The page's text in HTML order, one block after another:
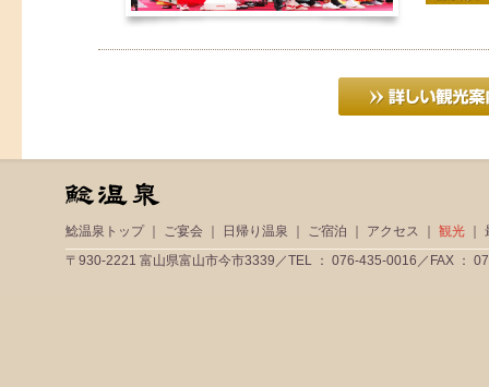
鯰温泉トップ｜ ご宴会 日帰り温泉 ご宿泊 アクセス 観光
〒930-2221 富山県富山市今市3339／TEL ： 076-435-0016／FAX ：